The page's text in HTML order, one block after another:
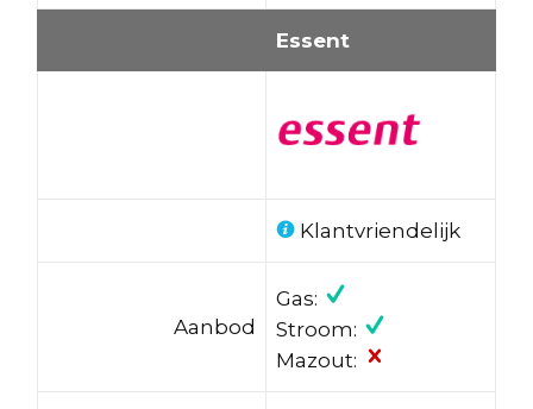
Essent
Klantvriendelijk
Aanbod
Gas:
Stroom:
Mazout: